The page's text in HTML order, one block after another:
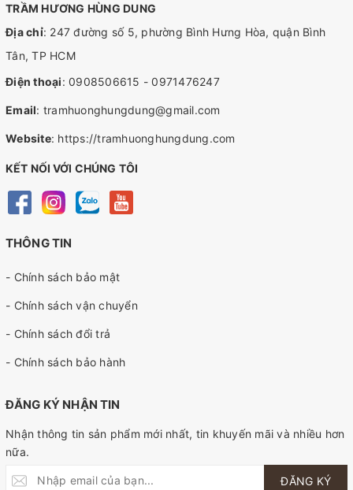
TRẦM HƯƠNG HÙNG DUNG
Địa chỉ: 247 đường số 5, phường Bình Hưng Hòa, quận Bình
Tân, TP HCM
Điện thoại: 0908506615 -0971476247
Email: tramhuonghungdung@gmail.com
Website: https://tramhuonghungdung.com
KẾT NỐI VỚI CHÚNG TÔI
THÔNG TIN
- Chính sách bảo mật
- Chính sách vận chuyển
- Chính sách đổi trả
- Chính sách bảo hành
ĐĂNG KÝ NHẬN TIN
Nhận thông tin sản phẩm mới nhất, tin khuyến mãi và nhiều hơn
nữa.
ĐĂNG KÝ